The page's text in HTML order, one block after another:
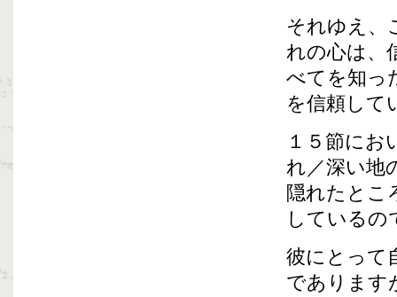
それゆえ、
れの心は、
べてを知っ
を信頼して
１５節にお
れ／深い地
隠れたとこ
しているの
彼にとって
であります